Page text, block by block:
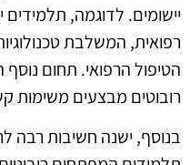
יישומים. לדוגמה, תלמידים
רפואית, המשלבת
הטיפול הרפואי. תחום
רובוטים מבצעים משימות
בנוסף, ישנה חשיבות רבה